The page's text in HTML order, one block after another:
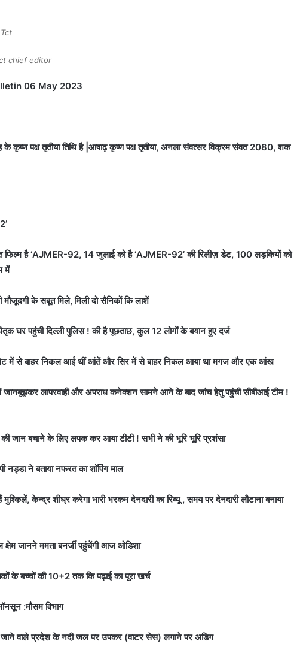
Tct
chief editor
06 May 2023
पक्ष तृतीया तिथि है |आषाढ़ कृष्ण पक्ष तृतीया, अनला संवत्सर विक्रम संवत 2080, शक
फिल्म है ‘AJMER-92, 14 जुलाई को है ‘AJMER-92’ की रिलीज़ डेट, 100 लड़कियों को
में
के सबूत मिले, मिली दो सैनिकों कि लाशें
घर पहुंची दिल्ली पुलिस ! की है पूछताछ, कुल 12 लोगों के बयान हुए दर्ज
पेट में से बाहर निकल आई थीं आंतें और सिर में से बाहर निकल आया था मगज और एक आंख
जानबूझकर लापरवाही और अपराध कनेक्शन सामने आने के बाद जांच हेतु पहुंची सीबीआई टीम !
जान बचाने के लिए लपक कर आया टीटी ! सभी ने की भूरि भूरि प्रशंसा
नड्डा ने बताया नफरत का शॉपिंग माल
केन्द्र शीघ्र करेगा भारी भरकम देनदारी का रिव्यू , समय पर देनदारी लौटाना बनाया
जानने ममता बनर्जी पहुंचेंगी आज ओडिशा
के बच्चों की 10+2 तक कि पढ़ाई का पूरा खर्च
:मौसम विभाग
जाने वाले प्रदेश के नदी जल पर उपकर (वाटर सेस) लगाने पर अडिग